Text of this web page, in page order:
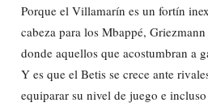
Porque el Villamarín es un fortín
cabeza para los Mbappé,
donde aquellos que acostumbran a
Y es que el Betis se crece ante
equiparar su nivel de juego e